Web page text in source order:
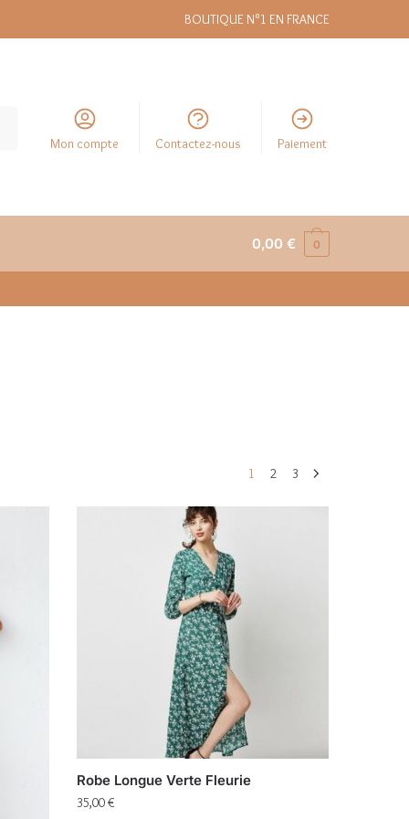
BOUTIQUE N°1 EN FRANCE
Mon compte Contactez-nous Paiement
0,00€ 0
1 2 3
Robe Longue Verte Fleurie
35,00€